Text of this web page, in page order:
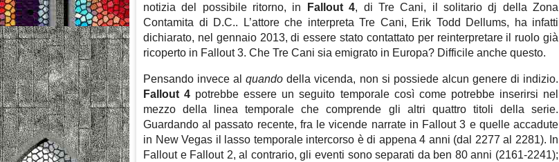
notizia del possibile ritorno, in
Fallout 4, di Tre Cani, il solitario dj della Zona
Contamita di D.C.. L’attore che interpreta Tre Cani, Erik Todd Dellums, ha infatti
dichiarato, nel gennaio 2013, di essere stato contattato per reinterpretare il ruolo già
ricoperto in Fallout 3. Che Tre Cani sia emigrato in Europa? Difficile anche questo.
Pensando invece alquando della vicenda, non si possiede alcun genere di indizio.
Fallout 4 potrebbe essere un seguito temporale così come potrebbe inserirsi nel
mezzo della linea temporale che comprende gli altri quattro titoli della serie.
Guardando al passato recente, fra le vicende narrate in Fallout 3 e quelle accadute
in New Vegas il lasso temporale intercorso è di appena 4 anni (dal 2277 al 2281). In
Fallout e Fallout 2, al contrario, gli eventi sono separati da ben 80 anni (2161-2241);